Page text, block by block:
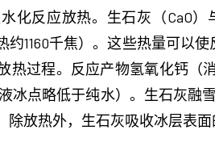
化反应放热。生石灰（CaO）
约1160千焦）。这些热量可
热过程。反应产物氢氧化钙
液冰点略低于纯水）。生石灰
放热外，生石灰吸收冰层表